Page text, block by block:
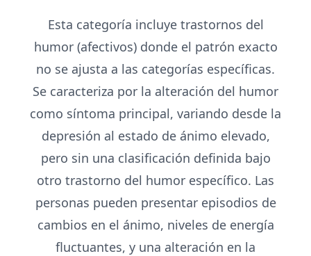
Esta categoría incluye trastornos del
humor (afectivos) donde el patrón exacto
no se ajusta a las categorías específicas.
Se caracteriza por la alteración del humor
como síntoma principal, variando desde la
depresión al estado de ánimo elevado,
pero sin una clasificación definida bajo
otro trastorno del humor específico. Las
personas pueden presentar episodios de
cambios en el ánimo, niveles de energía
fluctuantes, y una alteración en la